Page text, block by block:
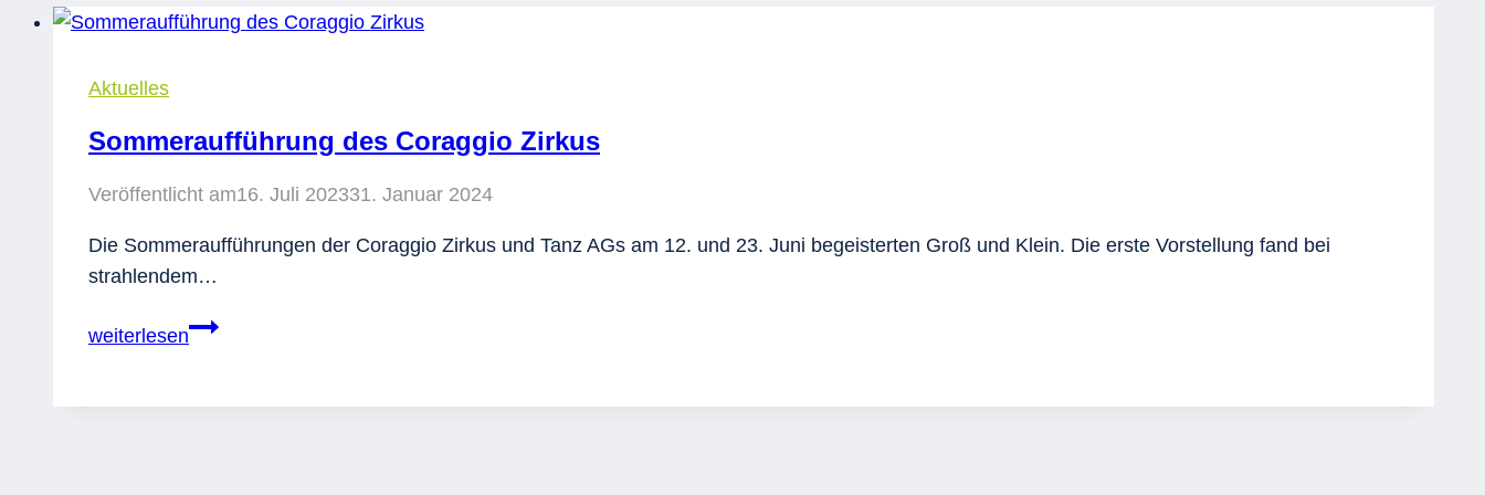
Aktuelles
Sommeraufführung des Coraggio Zirkus
Veröffentlicht am16. Juli 202331. Januar 2024
Die Sommeraufführungen der Coraggio Zirkus und Tanz AGs am 12. und 23. Juni begeisterten Groß und Klein. Die erste Vorstellung fand bei
strahlendem…
weiterlesenSommeraufführung